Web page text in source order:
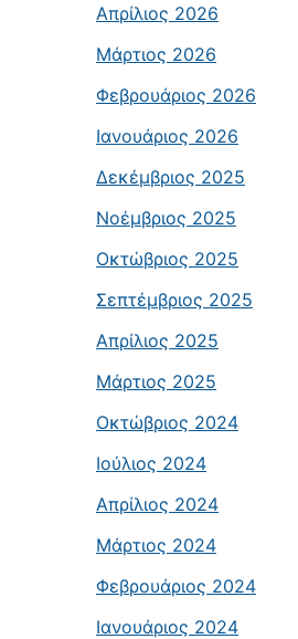
Απρίλιος 2026
Μάρτιος 2026
Φεβρουάριος 2026
Ιανουάριος 2026
Δεκέμβριος 2025
Νοέμβριος 2025
Οκτώβριος 2025
Σεπτέμβριος 2025
Απρίλιος 2025
Μάρτιος 2025
Οκτώβριος 2024
Ιούλιος 2024
Απρίλιος 2024
Μάρτιος 2024
Φεβρουάριος 2024
Ιανουάριος 2024